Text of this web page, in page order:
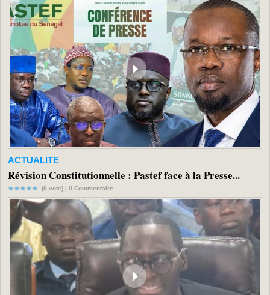
ACTUALITE
Révision Constitutionnelle : Pastef face à la Presse...
(0 vote) | 0 Commentaire